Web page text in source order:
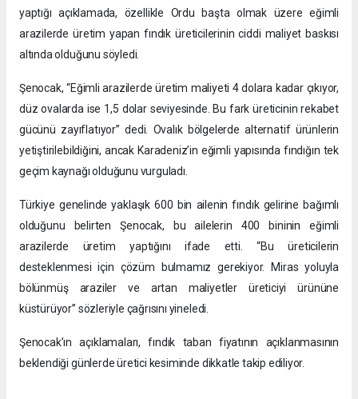
yaptığı açıklamada, özellikle Ordu başta olmak üzere eğimli
arazilerde üretim yapan fındık üreticilerinin ciddi maliyet baskısı
altında olduğunu söyledi.
Şenocak, “Eğimli arazilerde üretim maliyeti 4 dolara kadar çıkıyor,
düz ovalarda ise 1,5 dolar seviyesinde. Bu fark üreticinin rekabet
gücünü zayıflatıyor” dedi. Ovalık bölgelerde alternatif ürünlerin
yetiştirilebildiğini, ancak Karadeniz’in eğimli yapısında fındığın tek
geçim kaynağı olduğunu vurguladı.
Türkiye genelinde yaklaşık 600 bin ailenin fındık gelirine bağımlı
olduğunu belirten Şenocak, bu ailelerin 400 bininin eğimli
arazilerde üretim yaptığını ifade etti. “Bu üreticilerin
desteklenmesi için çözüm bulmamız gerekiyor. Miras yoluyla
bölünmüş araziler ve artan maliyetler üreticiyi ürününe
küstürüyor” sözleriyle çağrısını yineledi.
Şenocak’ın açıklamaları, fındık taban fiyatının açıklanmasının
beklendiği günlerde üretici kesiminde dikkatle takip ediliyor.